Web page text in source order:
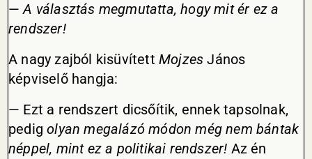
—A választás megmutatta, hogy mit ér ez a
rendszer!
A nagy zajból kisüvített Mojzes János
képviselő hangja:
— Ezt a rendszert dicsőítik, ennek tapsolnak,
pedigolyan megalázó módon még nem bántak
néppel, mint ez a politikai rendszer! Az én